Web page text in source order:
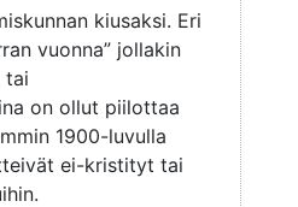
kiusaksi. Eri
vuonna” jollakin
tai
on ollut piilottaa
1900-luvulla
ei-kristityt tai